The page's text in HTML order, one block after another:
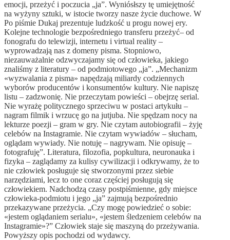
emocji, przeżyć i poczucia „ja”. Wyniósłszy tę umiejętność
na wyżyny sztuki, w istocie tworzy nasze życie duchowe. W
Po piśmie Dukaj prezentuje ludzkość u progu nowej ery.
Kolejne technologie bezpośredniego transferu przeżyć– od
fonografu do telewizji, internetu i virtual reality –
wyprowadzają nas z domeny pisma. Stopniowo,
niezauważalnie odzwyczajamy się od człowieka, jakiego
znaliśmy z literatury – od podmiotowego „ja”. „Mechanizm
«wyzwalania z pisma» napędzają miliardy codziennych
wyborów producentów i konsumentów kultury. Nie napiszę
listu – zadzwonię. Nie przeczytam powieści – obejrzę serial.
Nie wyrażę politycznego sprzeciwu w postaci artykułu –
nagram filmik i wrzucę go na jutjuba. Nie spędzam nocy na
lekturze poezji – gram w gry. Nie czytam autobiografii – żyję
celebów na Instagramie. Nie czytam wywiadów – słucham,
oglądam wywiady. Nie notuję – nagrywam. Nie opisuję –
fotografuję”. Literatura, filozofia, popkultura, neuronauka i
fizyka – zaglądamy za kulisy cywilizacji i odkrywamy, że to
nie człowiek posługuje się stworzonymi przez siebie
narzędziami, lecz to one coraz częściej posługują się
człowiekiem. Nadchodzą czasy postpiśmienne, gdy miejsce
człowieka-podmiotu i jego „ja” zajmują bezpośrednio
przekazywane przeżycia. „Czy mogę powiedzieć o sobie:
«jestem oglądaniem serialu», «jestem śledzeniem celebów na
Instagramie»?” Człowiek staje się maszyną do przeżywania.
Powyższy opis pochodzi od wydawcy.